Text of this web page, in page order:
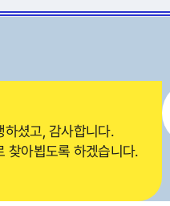
하셨고, 감사합니다.
찾아뵙도록 하겠습니다.